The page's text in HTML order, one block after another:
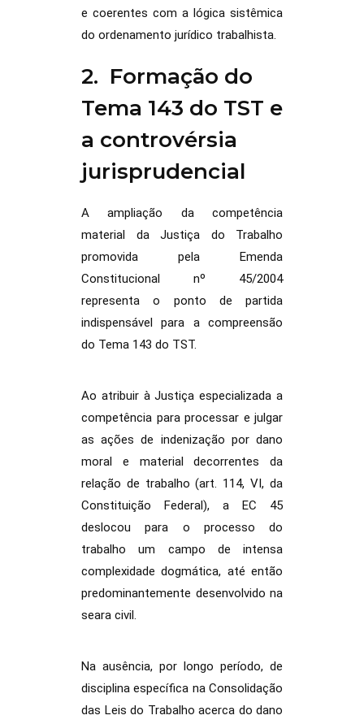
e coerentes com a lógica sistêmica
do ordenamento jurídico trabalhista.
2. Formação do
Tema 143 do TST e
a controvérsia
jurisprudencial
A ampliação da competência
material da Justiça do Trabalho
promovida pela Emenda
Constitucional nº 45/2004
representa o ponto de partida
indispensável para a compreensão
do Tema 143 do TST.
Ao atribuir à Justiça especializada a
competência para processar e julgar
as ações de indenização por dano
moral e material decorrentes da
relação de trabalho (art. 114, VI, da
Constituição Federal), a EC 45
deslocou para o processo do
trabalho um campo de intensa
complexidade dogmática, até então
predominantemente desenvolvido na
seara civil.
Na ausência, por longo período, de
disciplina específica na Consolidação
das Leis do Trabalho acerca do dano